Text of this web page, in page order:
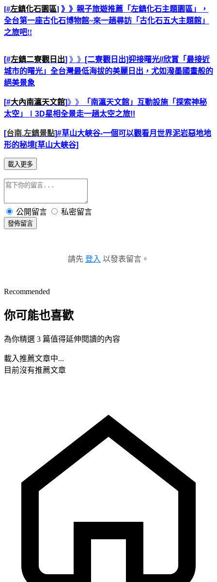
[#左鎮化石園區] 》》親子旅遊推薦「左鎮化石主題園區」，
全台第一座古化石博物館~來一趟尋訪「古化石五大主題館」
之旅吧!!
[#左鎮二寮觀日出] 》》
[二寮觀日出]迎接曙光//欣賞「最接近
城市的曙光」全台灣最低海拔的美麗日出，尤如潑墨國畫般的
絕美景象
[#大內南瀛天文館]》》
「南瀛天文館」互動設施「探索神秘
太空」∣3D星相全景走一趟太空之旅!!
[台南.左鎮景點]#草山大峽谷-一個可以觀看月世界泥岩惡地地
形的秘境[草山大峽谷]
載入更多
公開留言 私密留言
發佈留言
請先 登入 以發表留言。
Recommended
你可能也喜歡
為你精選 3 篇值得延伸閱讀的內容
載入推薦文章中...
目前沒有推薦文章